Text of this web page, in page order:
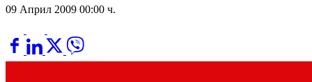
09 Април 2009 00:00 ч.